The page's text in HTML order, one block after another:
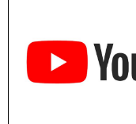
Mise en musique
musicienne
rythmique et corporelle
Tallà
! Événement reporté
par Alexandre